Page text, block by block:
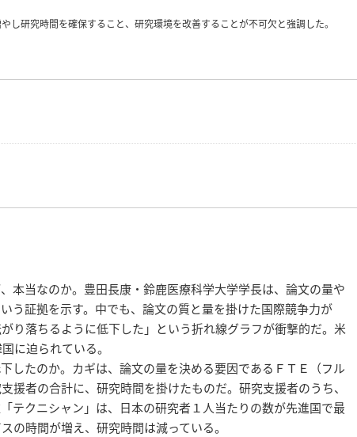
し研究時間を確保すること、研究環境を改善することが不可欠と強調した。
本当なのか。豊田長康・鈴鹿医療科学大学学長は、論文の量や
う証拠を示す。中でも、論文の質と量を掛けた国際競争力が
り落ちるように低下した」という折れ線グラフが衝撃的だ。米
に迫られている。
したのか。カギは、論文の量を決める要因であるＦＴＥ（フル
援者の合計に、研究時間を掛けたものだ。研究支援者のうち、
テクニシャン」は、日本の研究者１人当たりの数が先進国で最
の時間が増え、研究時間は減っている。